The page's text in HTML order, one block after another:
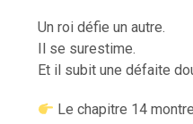
Un roi défie un autre.
Il se surestime.
Et il subit une défaite
Le chapitre 14